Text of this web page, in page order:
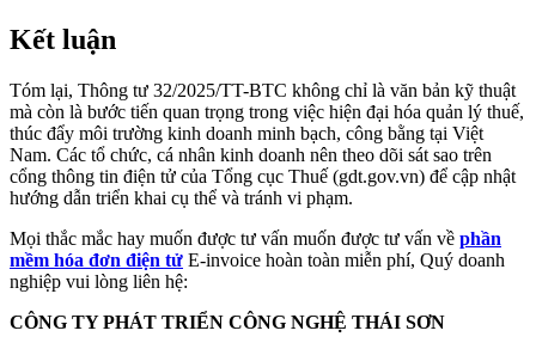
Kết luận
Tóm lại, Thông tư 32/2025/TT-BTC không chỉ là văn bản kỹ thuật
mà còn là bước tiến quan trọng trong việc hiện đại hóa quản lý thuế,
thúc đẩy môi trường kinh doanh minh bạch, công bằng tại Việt
Nam. Các tổ chức, cá nhân kinh doanh nên theo dõi sát sao trên
cổng thông tin điện tử của Tổng cục Thuế (gdt.gov.vn) để cập nhật
hướng dẫn triển khai cụ thể và tránh vi phạm.
Mọi thắc mắc hay muốn được tư vấn muốn được tư vấn về phần
mềm hóa đơn điện tử E-invoice hoàn toàn miễn phí, Quý doanh
nghiệp vui lòng liên hệ:
CÔNG TY PHÁT TRIỂN CÔNG NGHỆ THÁI SƠN